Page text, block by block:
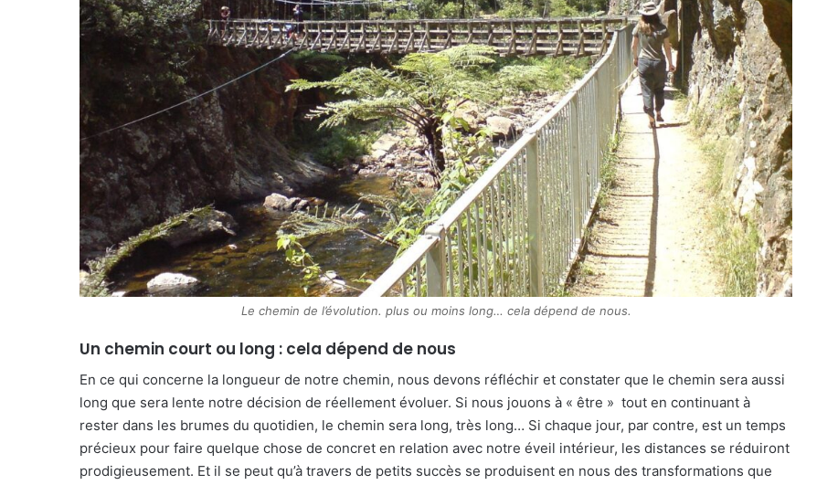
Le chemin de l’évolution. plus ou moins long… cela dépend de nous.
Un chemin court ou long : cela dépend de nous
En ce qui concerne la longueur de notre chemin, nous devons réfléchir et constater que le chemin sera aussi
long que sera lente notre décision de réellement évoluer. Si nous jouons à « être » tout en continuant à
rester dans les brumes du quotidien, le chemin sera long, très long… Si chaque jour, par contre, est un temps
précieux pour faire quelque chose de concret en relation avec notre éveil intérieur, les distances se réduiront
prodigieusement. Et il se peut qu’à travers de petits succès se produisent en nous des transformations que